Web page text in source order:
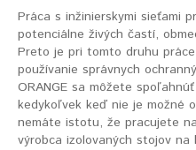
Práca s inžinierskymi sieťami
potenciálne živých častí,
Preto je pri tomto druhu
používanie správnych
ORANGE sa môžete
kedykoľvek keď nie je možné
nemáte istotu, že pracujete
výrobca izolovaných stojov na